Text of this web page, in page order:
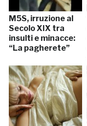
M5S, irruzione al
Secolo XIX tra
insulti e minacce:
“La pagherete”